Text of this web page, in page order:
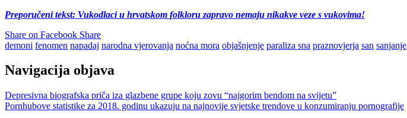
Preporučeni tekst: Vukodlaci u hrvatskom folkloru zapravo nemaju nikakve veze s vukovima!
Share on Facebook Share
demoni fenomen napadaj narodna vjerovanja noćna mora objašnjenje paraliza sna praznovjerja san sanjanje
Navigacija objava
Depresivna biografska priča iza glazbene grupe koju zovu “najgorim bendom na svijetu”
Pornhubove statistike za 2018. godinu ukazuju na najnovije svjetske trendove u konzumiranju pornografije